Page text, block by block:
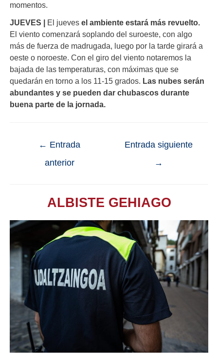
momentos.
JUEVES | El jueves el ambiente estará más revuelto.
El viento comenzará soplando del suroeste, con algo
más de fuerza de madrugada, luego por la tarde girará a
oeste o noroeste. Con el giro del viento notaremos la
bajada de las temperaturas, con máximas que se
quedarán en torno a los 11-15 grados. Las nubes serán
abundantes y se pueden dar chubascos durante
buena parte de la jornada.
← Entrada
anterior
Entrada siguiente
→
ALBISTE GEHIAGO